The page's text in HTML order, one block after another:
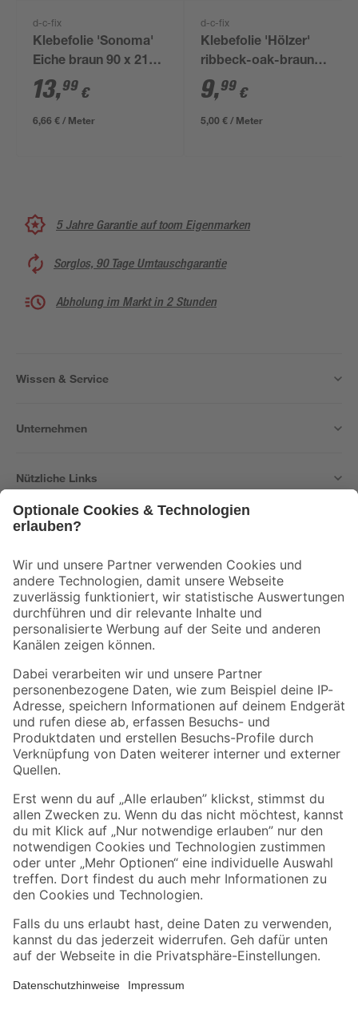
d-c-fix
Klebefolie 'Sonoma'
Eiche braun 90 x 210
cm
13,99 €
6,66 € / Meter
d-c-fix
Klebefolie 'Hölzer'
ribbeck-oak-braun
67,5 x 200 cm
9,99 €
5,00 € / Meter
5 Jahre Garantie auf toom Eigenmarken
Sorglos, 90 Tage Umtauschgarantie
Abholung im Markt in 2 Stunden
Wissen & Service
Unternehmen
Nützliche Links
Der toom Newsletter: Keine Angebote und Aktionen mehr verpassen!
Zur Newsletter Anmeldung
Folge uns
Zahlungsarten Versandarten
Sicher einkaufen
Jetzt die toom-App herunterladen
Alle Preisangaben in EUR inkl. gesetzl. MwSt.. Die dargestellten Angebote sind unter
Umständen nicht in allen Märkten verfügbar. Die angegebenen Verfügbarkeiten beziehen
Produkte nur solange der Vorrat reicht.
*Paketversand ab 59 € versandkostenfrei, gilt nicht für Artikel mit Speditionsversand, hier